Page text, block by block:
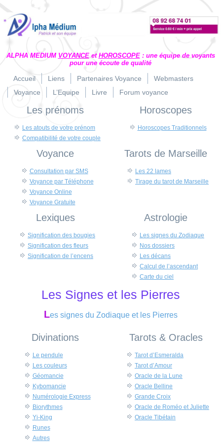
ALPHA MEDIUM VOYANCEet HOROSCOPE: une équipe de voyants
pour une écoute de qualité
Accueil Liens Partenaires Voyance
Webmasters
Voyance
L’Equipe Livre Forum voyance
Les prénoms
Les atouts de votre prénom
Compatibilité de votre couple
Horoscopes
Horoscopes Traditionnels
Voyance
Consultation par SMS
Voyance par Téléphone
Voyance Online
Voyance Gratuite
Tarots de Marseille
Les 22 lames
Tirage du tarot de Marseille
Lexiques
Signification des bougies
Signification des fleurs
Signification de l’encens
Astrologie
Les signes du Zodiaque
Nos dossiers
Les décans
Calcul de l’ascendant
Carte du ciel
Les Signes et les Pierres
Les signes du Zodiaque et les Pierres
Divinations
Le pendule
Les couleurs
Géomancie
Kybomancie
Numérologie Express
Biorythmes
Yi-King
Runes
Autres
Tarots & Oracles
Tarot d’Esmeralda
Tarot d’Amour
Oracle de la Lune
Oracle Belline
Grande Croix
Oracle de Roméo et Juliette
Oracle Tibétain